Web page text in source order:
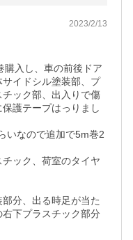
2023/2/13
購入し、車の前後ドア
イドシル塗装部、プ
ック部、出入りで傷
護テープはっりまし
いなので追加で5m巻2
ック、荷室のタイヤ
分、出る時足が当た
下プラスチック部分